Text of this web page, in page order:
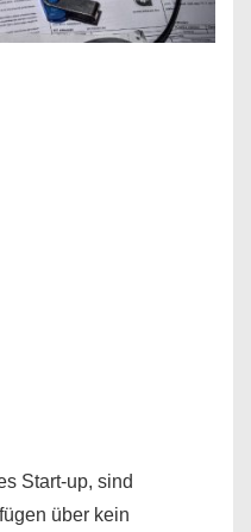
Start-up, sind
über kein